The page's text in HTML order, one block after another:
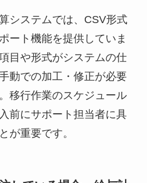
システムでは、CSV形式
ート機能を提供していま
目や形式がシステムの仕
動での加工・修正が必要
移行作業のスケジュール
前にサポート担当者に具
が重要です。